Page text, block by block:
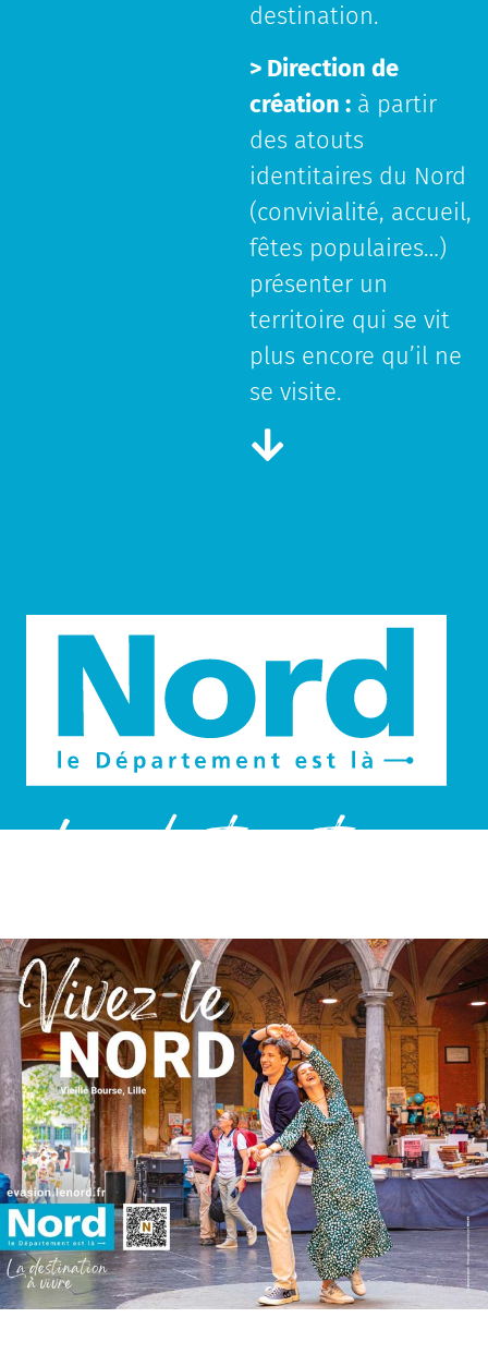
destination.
> Direction de
création :à partir
des atouts
identitaires du Nord
(convivialité, accueil,
fêtes populaires…)
présenter un
territoire qui se vit
plus encore qu’il ne
se visite.